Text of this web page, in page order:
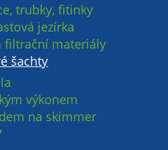
trubky, fitinky
jezírka
filtrační materiály
šachty
výkonem
na skimmer